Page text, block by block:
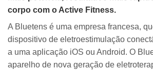
corpo com o Active Fitness.
A Bluetens é uma empresa francesa,
dispositivo de eletroestimulação
a uma aplicação iOS ou Android. O
aparelho de nova geração de